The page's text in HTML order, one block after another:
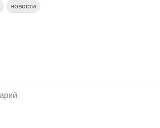
новости